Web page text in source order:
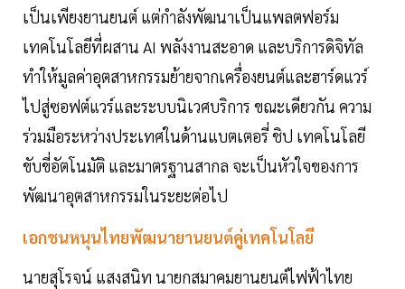
เป็นเพียงยานยนต์ แต่กำลังพัฒนาเป็นแพลตฟอร์ม
เทคโนโลยีที่ผสาน AI พลังงานสะอาด และบริการดิจิทัล
ทำให้มูลค่าอุตสาหกรรมย้ายจากเครื่องยนต์และฮาร์ดแวร์
ไปสู่ซอฟต์แวร์และระบบนิเวศบริการ ขณะเดียวกัน ความ
ร่วมมือระหว่างประเทศในด้านแบตเตอรี่ ชิป เทคโนโลยี
ขับขี่อัตโนมัติ และมาตรฐานสากล จะเป็นหัวใจของการ
พัฒนาอุตสาหกรรมในระยะต่อไป
เอกชนหนุนไทยพัฒนายานยนต์คู่เทคโนโลยี
นายสุโรจน์ แสงสนิท นายกสมาคมยานยนต์ไฟฟ้าไทย